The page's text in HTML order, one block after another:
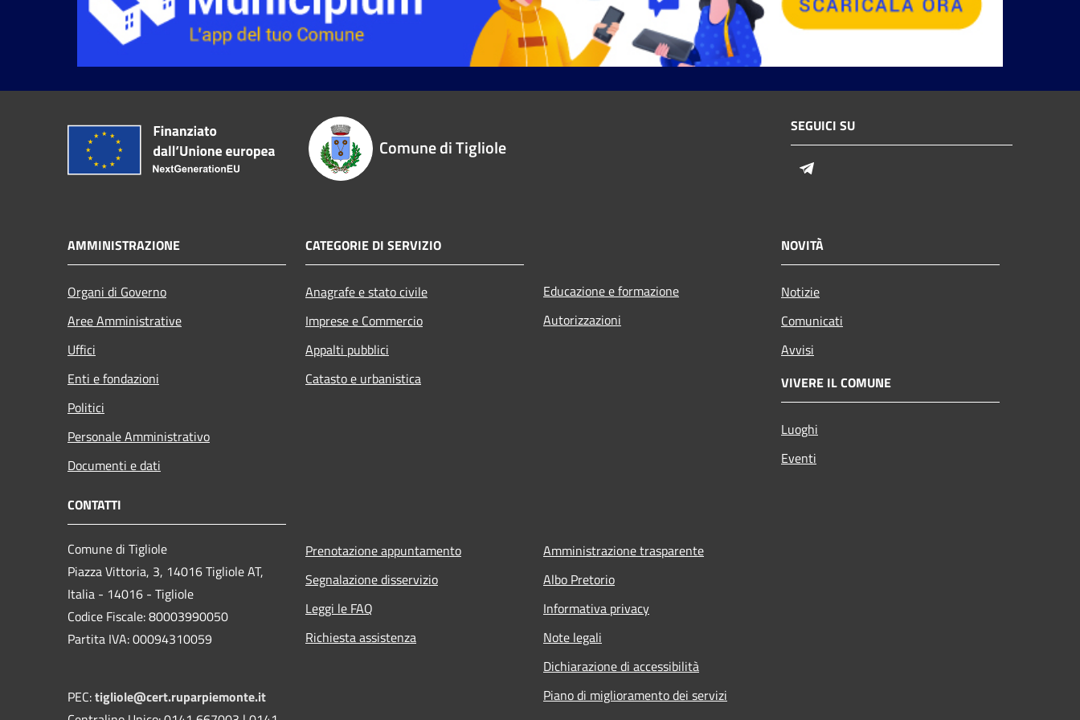
Comune di Tigliole
SEGUICI SU
AMMINISTRAZIONE
Organi di Governo
Aree Amministrative
Uffici
Enti e fondazioni
Politici
Personale Amministrativo
Documenti e dati
CATEGORIE DI SERVIZIO
Anagrafe e stato civile
Imprese e Commercio
Appalti pubblici
Catasto e urbanistica
Educazione e formazione
Autorizzazioni
NOVITÀ
Notizie
Comunicati
Avvisi
VIVERE IL COMUNE
Luoghi
Eventi
CONTATTI
Comune di Tigliole
Piazza Vittoria, 3, 14016 Tigliole AT,
Italia - 14016 - Tigliole
Codice Fiscale: 80003990050
Partita IVA: 00094310059
PEC:tigliole@cert.ruparpiemonte.it
Prenotazione appuntamento
Segnalazione disservizio
Leggi le FAQ
Richiesta assistenza
Amministrazione trasparente
Albo Pretorio
Informativa privacy
Note legali
Dichiarazione di accessibilità
Piano di miglioramento dei servizi